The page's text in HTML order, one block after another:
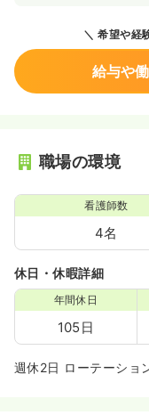
希望や経
給与や
職場の環境
看護師数
4名
休日・休暇詳細
年間休日
105日
週休2日 ローテーショ